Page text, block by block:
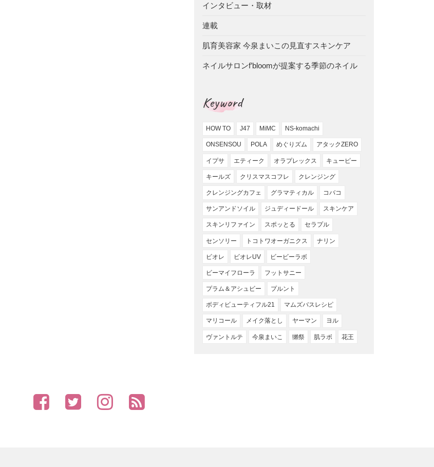
インタビュー・取材
連載
肌育美容家 今泉まいこの見直すスキンケア
ネイルサロンf’bloomが提案する季節のネイル
Keyword
HOW TO J47 MiMC NS-komachi
ONSENSOU POLA めぐりズム アタックZERO
イプサ エティーク オラプレックス キューピー
キールズ クリスマスコフレ クレンジング
クレンジングカフェ グラマティカル コバコ
サンアンドソイル ジュディードール スキンケア
スキンリファイン スポッとる セラプル
センソリー トコトワオーガニクス ナリン
ビオレ ビオレUV ビービーラボ
ビーマイフローラ フットサニー
プラム＆アシュビー プルント
ボディビューティフル21 マムズバスレシピ
マリコール メイク落とし ヤーマン ヨル
ヴァントルテ 今泉まいこ 獺祭 肌ラボ 花王